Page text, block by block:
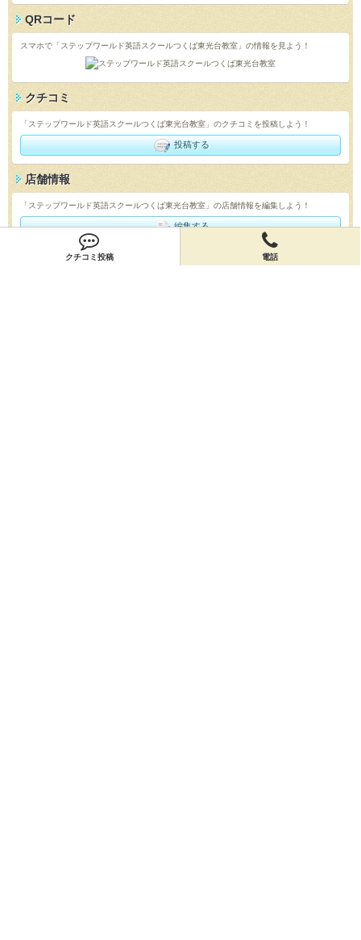
クチコミ投稿 電話
QRコード
スマホで「ステップワールド英語スクールつくば東光台教室」の情報を見よう！
クチコミ
「ステップワールド英語スクールつくば東光台教室」のクチコミを投稿しよう！
投稿する
店舗情報
「ステップワールド英語スクールつくば東光台教室」の店舗情報を編集しよう！
編集する